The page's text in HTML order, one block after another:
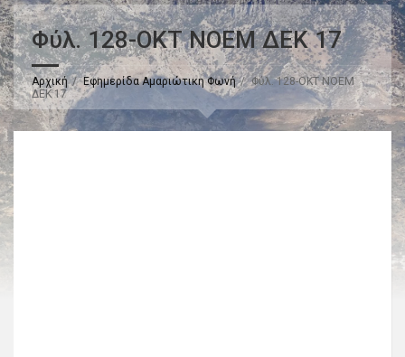
Φύλ. 128-ΟΚΤ ΝΟΕΜ ΔΕΚ 17
Αρχική Εφημερίδα Αμαριώτικη Φωνή
Φύλ. 128-ΟΚΤ ΝΟΕΜ
ΔΕΚ 17